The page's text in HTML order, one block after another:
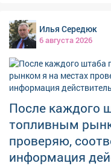
сухой; ➖Увидели радугу-ждите перемены погоды;
➖Муравьи
затяжным дождям; ➖Солнце на закате багровое-к
жаркой погоде на следующий
день посеять укроп-
простуд. 👀Давайте понаблюдаем, работают ли
Илья Середюк
6 августа 2026
После каждого
топливным
проверяю,
информация